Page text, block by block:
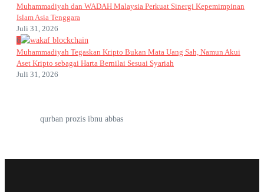
Muhammadiyah dan WADAH Malaysia Perkuat Sinergi Kepemimpinan
Islam Asia Tenggara
Juli 31, 2026
6
Muhammadiyah Tegaskan Kripto Bukan Mata Uang Sah, Namun Akui
Aset Kripto sebagai Harta Bernilai Sesuai Syariah
Juli 31, 2026
qurban prozis ibnu abbas